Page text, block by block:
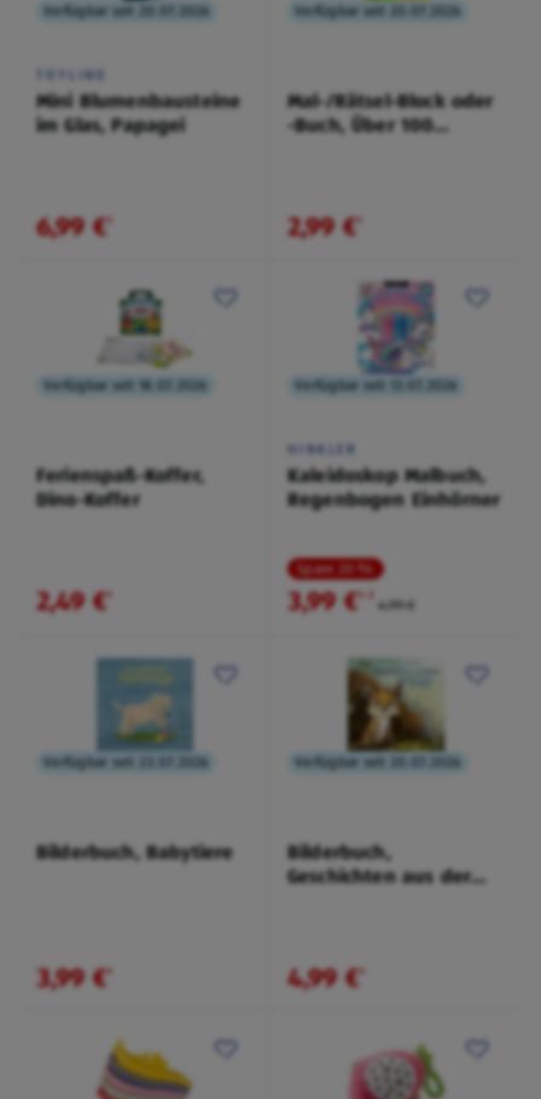
Verfügbar seit 20.07.2026
TOYLINO
Mini Blumenbausteine
im Glas, Papagei
6,99 €¹
Verfügbar seit 20.07.2026
Mal-/Rätsel-Block oder
-Buch, Über 100
2,99 €¹
Verfügbar seit 18.07.2026
Ferienspaß-Koffer,
Dino-Koffer
2,49 €¹
Verfügbar seit 13.07.2026
HINKLER
Kaleidoskop Malbuch,
Regenbogen Einhörner
Spare 20 %
3,99 €¹ ² 4,99 €
Verfügbar seit 23.07.2026
Bilderbuch, Babytiere
3,99 €¹
Verfügbar seit 20.07.2026
Bilderbuch,
Geschichten aus der
4,99 €¹